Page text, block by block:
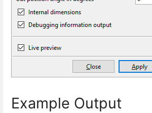
Example Output